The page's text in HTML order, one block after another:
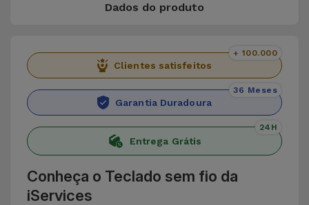
Dados do produto
Clientes satisfeitos
+ 100.000
Garantia Duradoura
36 Meses
Entrega Grátis
24H
Conheça o Teclado sem fio da
iServices